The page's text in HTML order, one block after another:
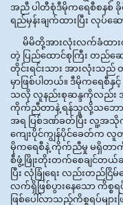
အညီ ပါတီစုံဒီမိုကရေစီစနစ် ခို
ရည်မှန်းချက်ထားပြီး လုပ်ဆေ
မိမိတို့အားလုံးလက်ခံထား
တဲ့ ပြည်ထောင်စုကြီး တည်ဆေ
တိုင်းရင်းသား အားလုံးသ
မှာဖြစ်ပါတယ်။ ဒီမိုကရေစီ
သလို လူနည်းစုဆန္ဒကိုလည်း အ
ကိုက်ညီတာနဲ့ ရန်သူလို့သဘောထ
အရ ပြစ်ဒဏ်ခတ်ပြီး လူ့အသိုက်
ကျေးပိုင်ကျွန်ပိုင်ခေတ်က လူတန်
မိုကရေစီနဲ့ ကိုက်ညီမှု မရှိတာ
စီဖွံ့ဖြိုးတိုးတက်စေချင်တယ်ဆို
ပြီး လုံခြုံရေး လည်းတည်ငြိမ်
လက်ရှိဖြစ်ပွားနေသော ကိစ္စ
ဖြစ်ပေါ်လာသည့်ကိစ္စရပ်မျ